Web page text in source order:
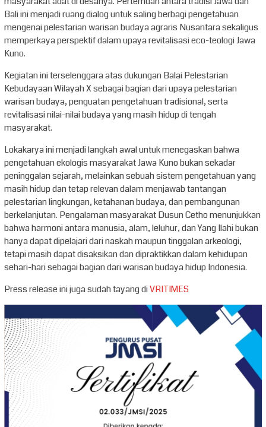
Bali ini menjadi ruang dialog untuk saling berbagi pengetahuan
mengenai pelestarian warisan budaya agraris Nusantara sekaligus
memperkaya perspektif dalam upaya revitalisasi eco-teologi Jawa
Kuno.
Kegiatan ini terselenggara atas dukungan Balai Pelestarian
Kebudayaan Wilayah X sebagai bagian dari upaya pelestarian
warisan budaya, penguatan pengetahuan tradisional, serta
revitalisasi nilai-nilai budaya yang masih hidup di tengah
masyarakat.
Lokakarya ini menjadi langkah awal untuk menegaskan bahwa
pengetahuan ekologis masyarakat Jawa Kuno bukan sekadar
peninggalan sejarah, melainkan sebuah sistem pengetahuan yang
masih hidup dan tetap relevan dalam menjawab tantangan
pelestarian lingkungan, ketahanan budaya, dan pembangunan
berkelanjutan. Pengalaman masyarakat Dusun Cetho menunjukkan
bahwa harmoni antara manusia, alam, leluhur, dan Yang Ilahi bukan
hanya dapat dipelajari dari naskah maupun tinggalan arkeologi,
tetapi masih dapat disaksikan dan dipraktikkan dalam kehidupan
sehari-hari sebagai bagian dari warisan budaya hidup Indonesia.
Press release ini juga sudah tayang diVRITIMES